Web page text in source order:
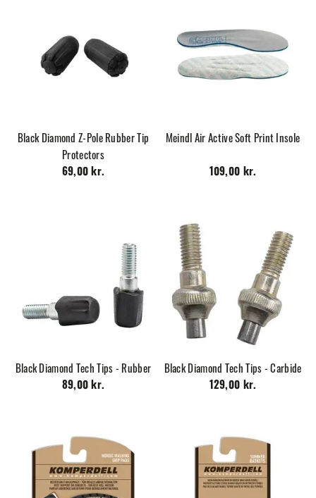
Black Diamond Z-Pole Rubber Tip
Protectors
69,00 kr.
Meindl Air Active Soft Print Insole
109,00 kr.
Black Diamond Tech Tips - Rubber
89,00 kr.
Black Diamond Tech Tips - Carbide
129,00 kr.